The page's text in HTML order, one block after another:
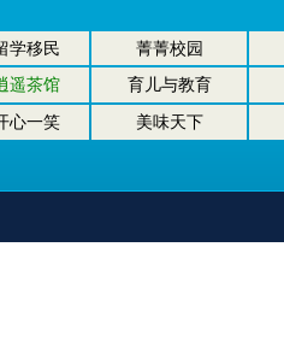
学移民 菁菁校园
遥茶馆 育儿与教育
心一笑 美味天下